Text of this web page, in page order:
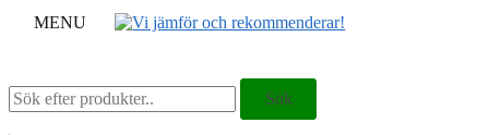
MENU
Sök
efter:
Sök
Sök
efter:
Sök